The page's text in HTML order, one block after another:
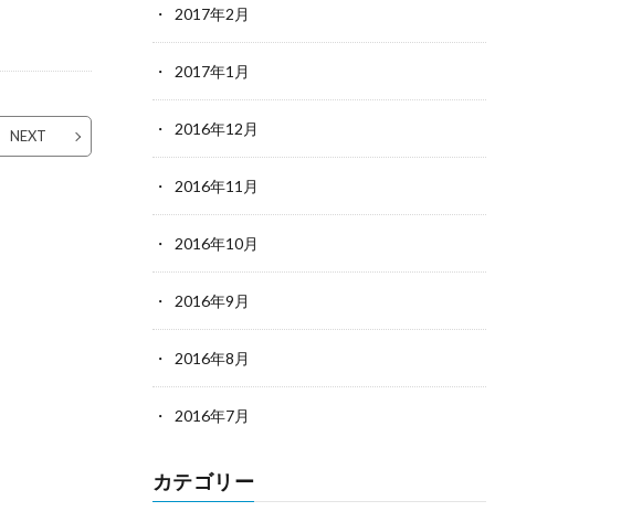
NEXT
2017年2月
2017年1月
2016年12月
2016年11月
2016年10月
2016年9月
2016年8月
2016年7月
カテゴリー